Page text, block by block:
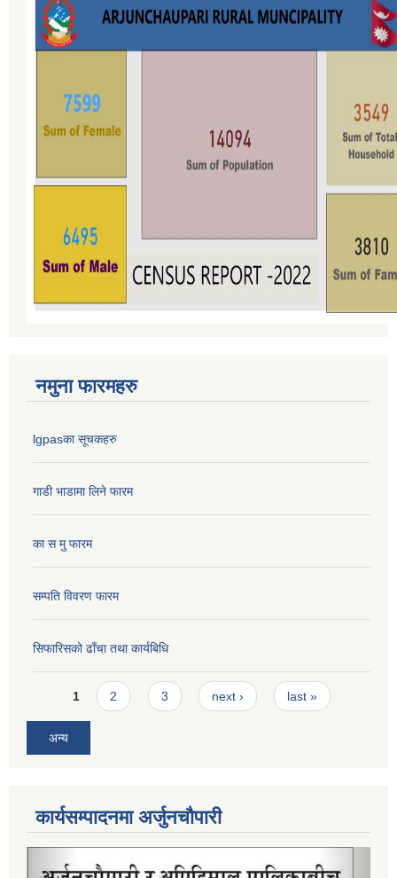
नमुना फारमहरु
lgpasका सूचकहरु
गाडी भाडामा लिने फारम
का स मु फारम
सम्पति विवरण फारम
सिफारिसको ढाँचा तथा कार्यबिधि
Pages
1 2 3 next › last »
अन्य
कार्यसम्पादनमा अर्जुनचौपारी